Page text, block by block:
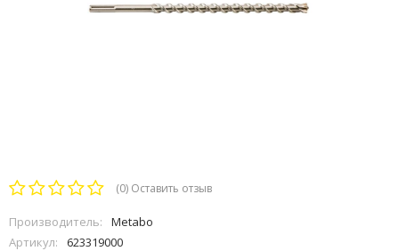
(0) Оставить отзыв
Производитель:
Metabo
Артикул:
623319000